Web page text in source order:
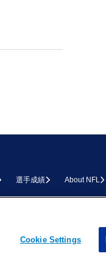
選手成績 About NFL
Cookie Settings